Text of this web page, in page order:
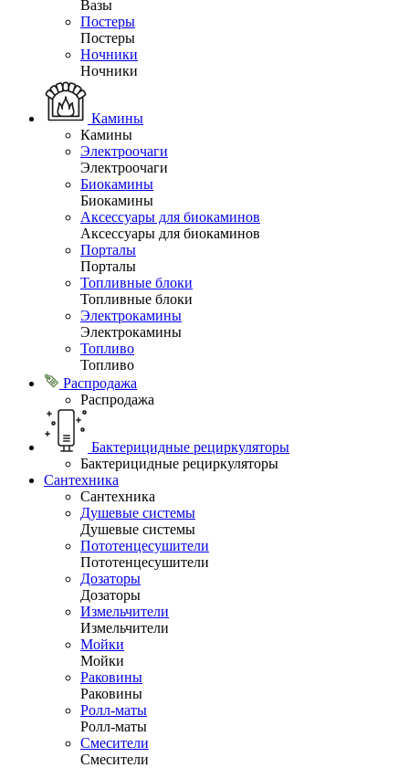
Вазы
Постеры
Постеры
Ночники
Ночники
Камины
Камины
Электроочаги
Электроочаги
Биокамины
Биокамины
Аксессуары для биокаминов
Аксессуары для биокаминов
Порталы
Порталы
Топливные блоки
Топливные блоки
Электрокамины
Электрокамины
Топливо
Топливо
Распродажа
Распродажа
Бактерицидные рециркуляторы
Бактерицидные рециркуляторы
Сантехника
Сантехника
Душевые системы
Душевые системы
Пототенцесушители
Пототенцесушители
Дозаторы
Дозаторы
Измельчители
Измельчители
Мойки
Мойки
Раковины
Раковины
Ролл-маты
Ролл-маты
Смесители
Смесители